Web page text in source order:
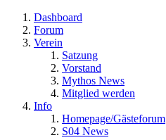
Dashboard
Forum
Verein
Satzung
Vorstand
Mythos News
Mitglied werden
Info
Homepage/Gästeforum
S04 News